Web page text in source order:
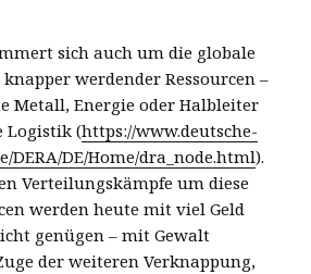
sich auch um die globale
werdender Ressourcen –
Metall, Energie oder Halbleiter
Logistik (https://www.deutsche-
DERA/DE/Home/dra_node.html).
Verteilungskämpfe um diese
werden heute mit viel Geld
genügen – mit Gewalt
der weiteren Verknappung,